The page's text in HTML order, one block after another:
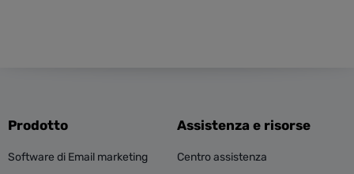
Prodotto
Software di Email marketing
Assistenza e risorse
Centro assistenza